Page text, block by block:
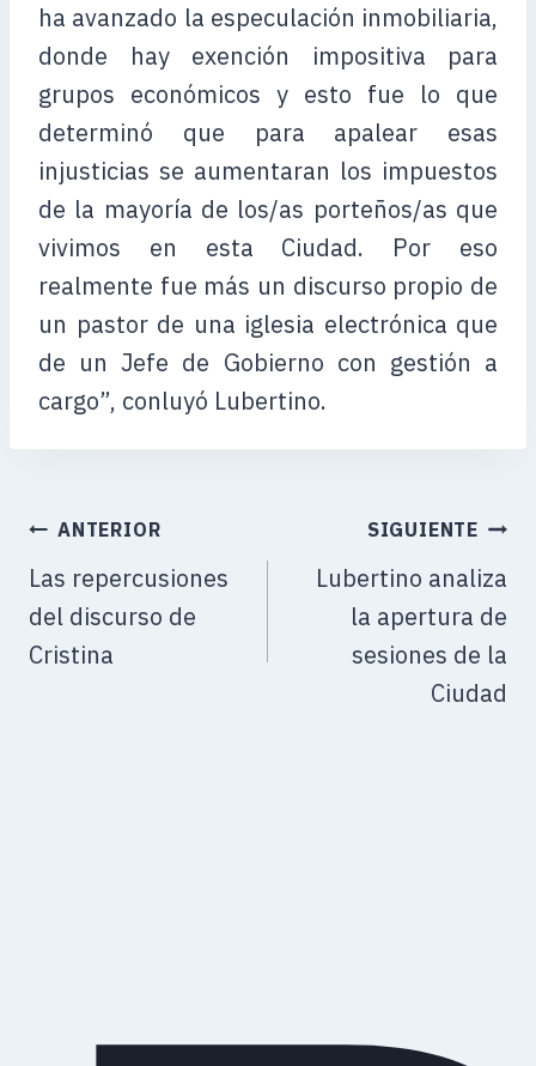
ha avanzado la especulación inmobiliaria,
donde hay exención impositiva para
grupos económicos y esto fue lo que
determinó que para apalear esas
injusticias se aumentaran los impuestos
de la mayoría de los/as porteños/as que
vivimos en esta Ciudad. Por eso
realmente fue más un discurso propio de
un pastor de una iglesia electrónica que
de un Jefe de Gobierno con gestión a
cargo”, conluyó Lubertino.
ANTERIOR
Las repercusiones
del discurso de
Cristina
SIGUIENTE
Lubertino analiza
la apertura de
sesiones de la
Ciudad